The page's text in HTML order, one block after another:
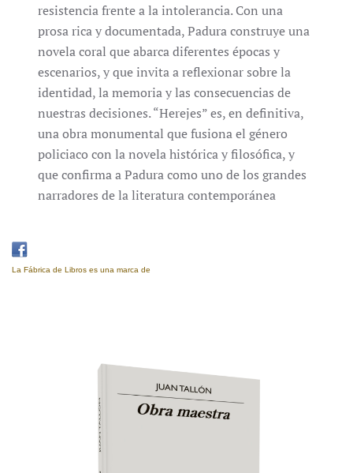
resistencia frente a la intolerancia. Con una
prosa rica y documentada, Padura construye una
novela coral que abarca diferentes épocas y
escenarios, y que invita a reflexionar sobre la
identidad, la memoria y las consecuencias de
nuestras decisiones. “Herejes” es, en definitiva,
una obra monumental que fusiona el género
policiaco con la novela histórica y filosófica, y
que confirma a Padura como uno de los grandes
narradores de la literatura contemporánea
La Fábrica de Libros es una marca de